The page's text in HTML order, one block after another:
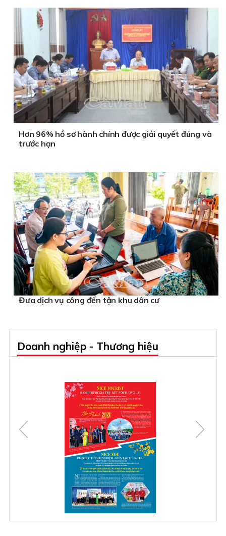
Hơn 96% hồ sơ hành chính được giải quyết đúng và
trước hạn
Đưa dịch vụ công đến tận khu dân cư
Doanh nghiệp - Thương hiệu